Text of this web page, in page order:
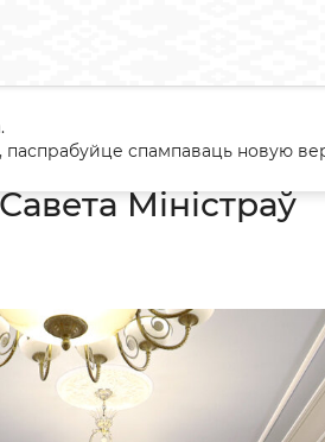
Міністраў
Міністраў
спампаваць новую